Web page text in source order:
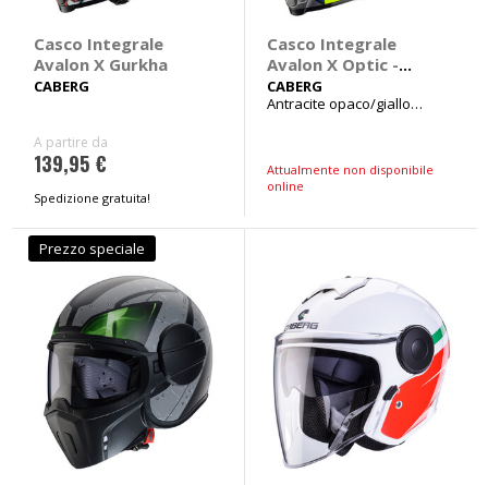
Casco Integrale
Avalon X Gurkha
CABERG
A partire da
139,95 €
Spedizione gratuita!
Casco Integrale
Avalon X Optic -
CABERG
CABERG
Antracite opaco/giallo
Attualmente non disponibile
online
Prezzo speciale